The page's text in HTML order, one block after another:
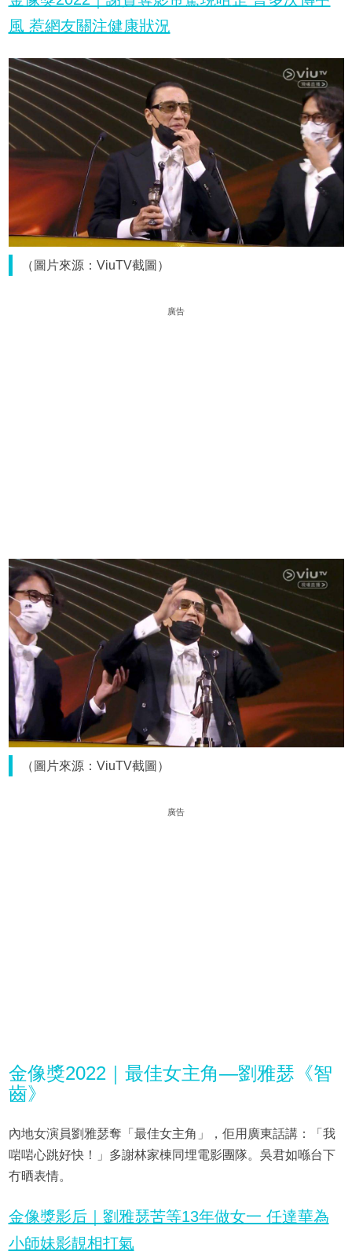
風 惹網友關注健康狀況
（圖片來源：ViuTV截圖）
廣告
（圖片來源：ViuTV截圖）
廣告
金像獎2022｜最佳女主角—劉雅瑟《智
齒》
內地女演員劉雅瑟奪「最佳女主角」，佢用廣東話講：「我
啱啱心跳好快！」多謝林家棟同埋電影團隊。吳君如喺台下
冇晒表情。
金像獎影后｜劉雅瑟苦等13年做女一 任達華為
小師妹影靚相打氣